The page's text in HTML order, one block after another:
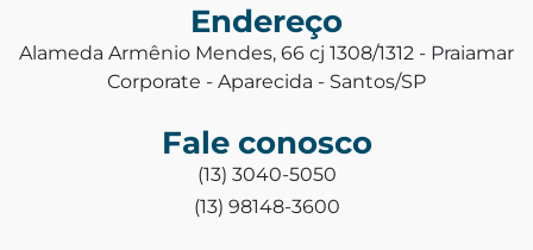
Endereço
Alameda Armênio Mendes, 66 cj 1308/1312 - Praiamar
Corporate - Aparecida - Santos/SP
Fale conosco
(13) 3040-5050
(13) 98148-3600